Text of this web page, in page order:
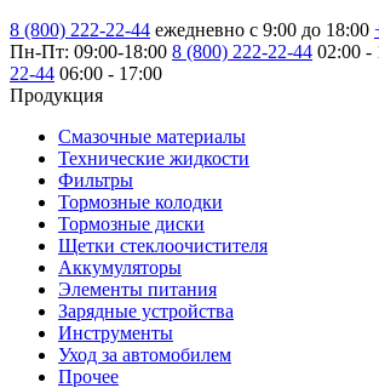
8 (800) 222-22-44 ежедневно с 9:00 до 18:00
Пн-Пт: 09:00-18:00 8 (800) 222-22-44 02:00 -
22-44 06:00 - 17:00
Продукция
Смазочные материалы
Технические жидкости
Фильтры
Тормозные колодки
Тормозные диски
Щетки стеклоочистителя
Аккумуляторы
Элементы питания
Зарядные устройства
Инструменты
Уход за автомобилем
Прочее